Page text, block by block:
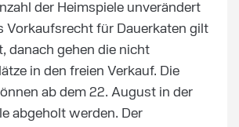
der Heimspiele unverändert
Vorkaufsrecht für Dauerkaten gilt
danach gehen die nicht
in den freien Verkauf. Die
ab dem 22. August in der
abgeholt werden. Der